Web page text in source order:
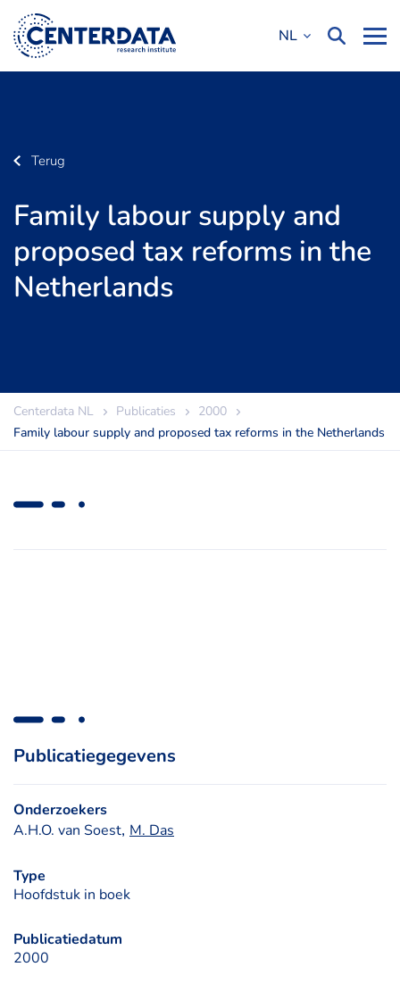
NL
Terug
Family labour supply and
proposed tax reforms in the
Netherlands
Centerdata NL Publicaties
2000
Family labour supply and proposed tax reforms in the Netherlands
Publicatiegegevens
Onderzoekers
A.H.O. van Soest, M. Das
Type
Hoofdstuk in boek
Publicatiedatum
2000